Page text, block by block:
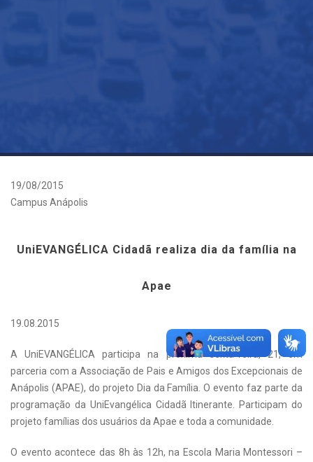
19/08/2015
Campus Anápolis
UniEVANGÉLICA Cidadã realiza dia da família na
Apae
19.08.2015
A UniEVANGÉLICA participa na próxima sexta-feira, 21, em
parceria com a Associação de Pais e Amigos dos Excepcionais de
Anápolis (APAE), do projeto Dia da Família. O evento faz parte da
programação da UniEvangélica Cidadã Itinerante. Participam do
projeto famílias dos usuários da Apae e toda a comunidade.
O evento acontece das 8h às 12h, na Escola Maria Montessori –